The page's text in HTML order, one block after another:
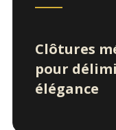
Clôtures
pour
élégance